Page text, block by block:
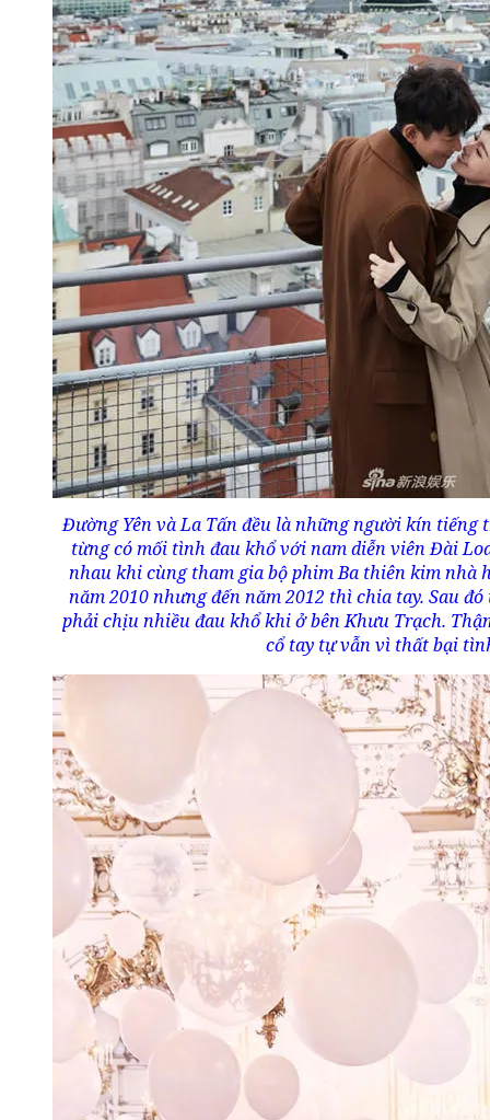
Đường Yên và La Tấn đều là những người kín tiếng
từng có mối tình đau khổ với nam diễn viên Đài
nhau khi cùng tham gia bộ phim Ba thiên kim nhà
năm 2010 nhưng đến năm 2012 thì chia tay. Sau
phải chịu nhiều đau khổ khi ở bên Khưu Trạch.
cổ tay tự vẫn vì thất bại